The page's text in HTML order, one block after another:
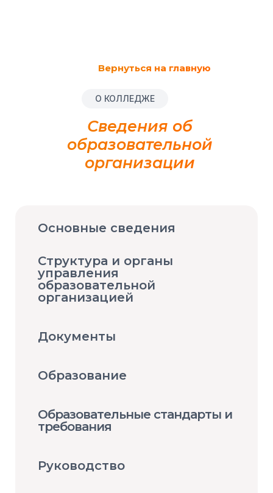
Вернуться на главную
О КОЛЛЕДЖЕ
Сведения об
образовательной
организации
Основные сведения
Структура и органы
управления
образовательной
организацией
Документы
Образование
Образовательные стандарты и
требования
Руководство